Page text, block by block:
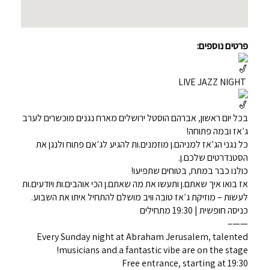
פרטים נוספים:
בכל יום ראשון, אברהם הוסטל ירושלים מארח נגנים מוכשרים לערב
ג’אז ובמה פתוחה!
כל נגני הג’אז למניהם.ן מוזמנים.ות להגיע לג’אם פתוח ולנגן את
הסטנדרטים שלכם.ן.
כולנו כבר במתח, בטוחים שתפיעו!
אז בואו איך שאתם.ן ותעשו את מה שאתם.ן הכי אוהבים.ות ויודעים.ות
לעשות – מוזיקת ג’אז טובה וויב מושלם להתחיל איתו את השבוע.
כניסה חופשית | 19:30 מתחילים
——–
Every Sunday night at Abraham Jerusalem, talented
musicians and a fantastic vibe are on the stage!
Free entrance, starting at 19:30